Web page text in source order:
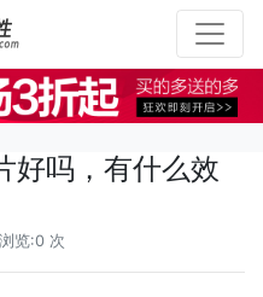
好吗，有什么效
浏览:0 次